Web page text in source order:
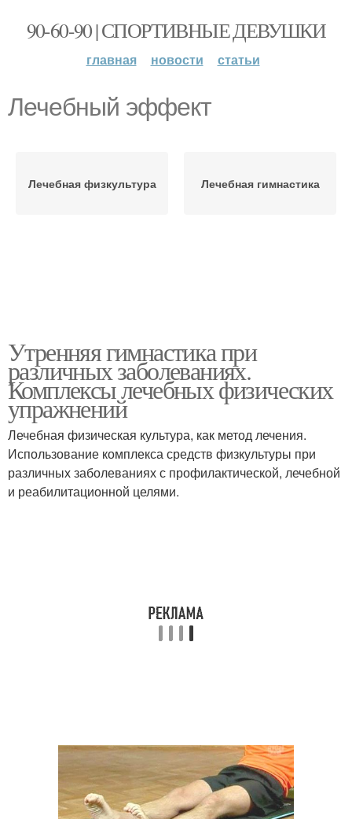
90-60-90 | СПОРТИВНЫЕ ДЕВУШКИ
главная новости статьи
Лечебный эффект
Лечебная физкультура Лечебная гимнастика
Утренняя гимнастика при
различных заболеваниях.
Комплексы лечебных физических
упражнений
Лечебная физическая культура, как метод лечения.
Использование комплекса средств физкультуры при
различных заболеваниях с профилактической, лечебной
и реабилитационной целями.